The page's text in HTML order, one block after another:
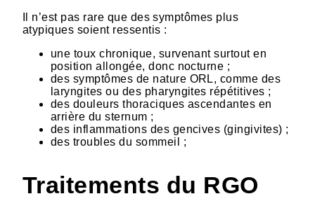
Il n’est pas rare que des symptômes plus
atypiques soient ressentis :
une toux chronique, survenant surtout en
position allongée, donc nocturne ;
des symptômes de nature ORL, comme des
laryngites ou des pharyngites répétitives ;
des douleurs thoraciques ascendantes en
arrière du sternum ;
des inflammations des gencives (gingivites) ;
des troubles du sommeil ;
Traitements du RGO